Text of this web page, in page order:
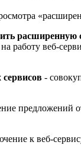
расширенную
работу веб-
-
предложений
к веб-